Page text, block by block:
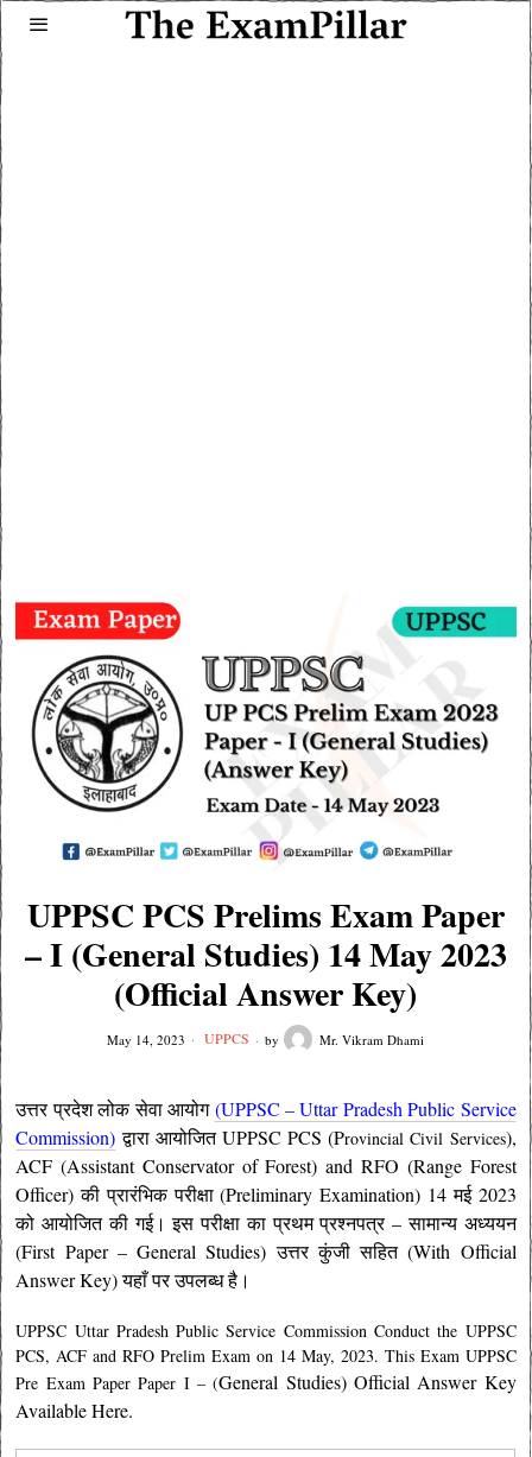
UPPSC PCS Prelims Exam Paper
– I (General Studies) 14 May 2023
(Official Answer Key)
May 14, 2023 UPPCS by Mr. Vikram Dhami
उत्तर प्रदेश लोक सेवा आयोग (UPPSC – Uttar Pradesh Public Service
Commission) द्वारा आयोजित UPPSC PCS (Provincial Civil Services),
ACF (Assistant Conservator of Forest) and RFO (Range Forest
Officer)की प्रारंभिक परीक्षा (Preliminary Examination) 14 मई 2023
को आयोजित की गई। इस परीक्षा का प्रथम प्रश्नपत्र –सामान्य अध्ययन
(First Paper – General Studies) उत्तर कुंजी सहित (With Official
Answer Key) यहाँ पर उपलब्ध है।
UPPSC Uttar Pradesh Public Service Commission Conduct the UPPSC
PCS, ACF and RFO Prelim Exam on 14 May, 2023. This Exam UPPSC
Pre Exam Paper Paper I – (General Studies) Official Answer Key
Available Here.